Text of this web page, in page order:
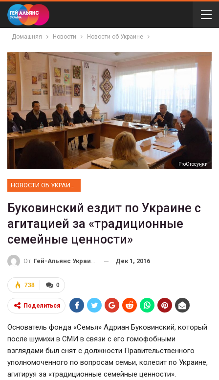
Домашняя Новости Новости об Украине
ProСтосунки
Буковинский ездит по Украине с
агитацией за «традиционные
семейные ценности»
От Гей-Альянс Украина Дек 1, 2016
0
738
Поделиться
Основатель фонда «Семья» Адриан Буковинский, который
после шумихи в СМИ в связи с его гомофобными
взглядами был снят с должности Правительственного
уполномоченного по вопросам семьи, колесит по Украине,
агитируя за «традиционные семейные ценности».